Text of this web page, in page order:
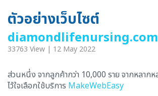
ตัวอย่างเว็บไซต์
diamondlifenursing.com
33763 View | 12 May 2022
ส่วนหนึ่ง จากลูกค้ากว่า 10,000 ราย จากหลากห
ไว้ใจเลือกใช้บริการ MakeWebEasy